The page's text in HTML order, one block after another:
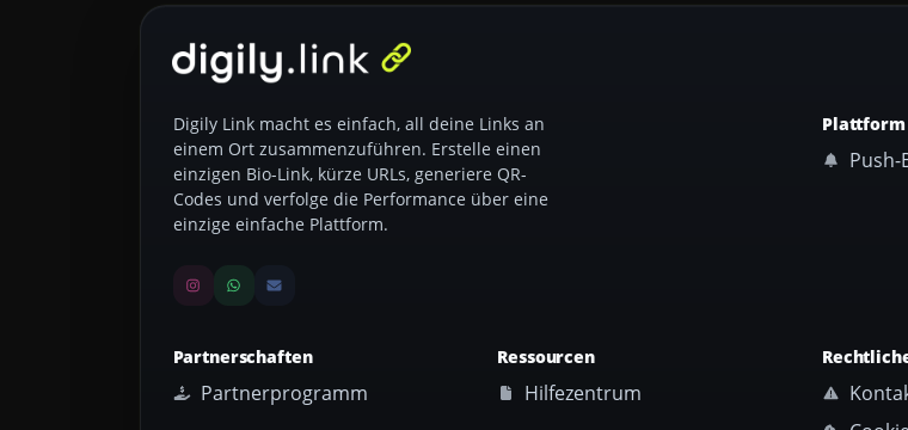
Digily Link macht es einfach, all deine Links an
einem Ort zusammenzuführen. Erstelle einen
einzigen Bio-Link, kürze URLs, generiere QR-
Codes und verfolge die Performance über eine
einzige einfache Plattform.
Plattform
Partnerschaften
Partnerprogramm
Ressourcen
Hilfezentrum